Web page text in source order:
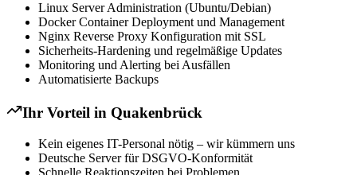
Linux Server Administration (Ubuntu/Debian)
Docker Container Deployment und Management
Nginx Reverse Proxy Konfiguration mit SSL
Sicherheits-Hardening und regelmäßige Updates
Monitoring und Alerting bei Ausfällen
Automatisierte Backups
Ihr Vorteil in Quakenbrück
Kein eigenes IT-Personal nötig – wir kümmern uns
Deutsche Server für DSGVO-Konformität
Schnelle Reaktionszeiten bei Problemen